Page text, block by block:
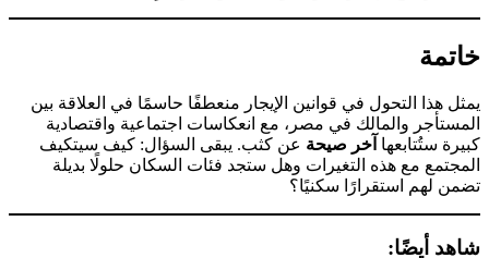
خاتمة
يمثل هذا التحول في قوانين الإيجار منعطفًا حاسمًا في العلاقة بين
المستأجر والمالك في مصر، مع انعكاسات اجتماعية واقتصادية
كبيرة ستُتابعها آخر صيحة عن كثب. يبقى السؤال: كيف سيتكيف
المجتمع مع هذه التغيرات وهل ستجد فئات السكان حلولًا بديلة
تضمن لهم استقرارًا سكنيًا؟
شاهد أيضًا: